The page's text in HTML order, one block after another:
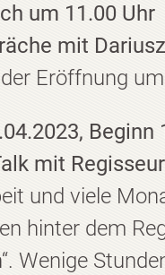
um 11.00 Uhr
mit
Eröffnung
Beginn
mit
und viele
hinter dem
Wenige